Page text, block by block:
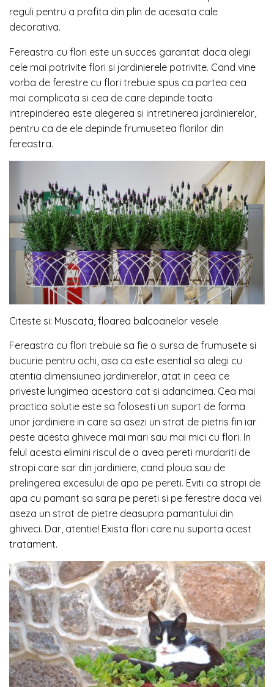
reguli pentru a profita din plin de acesata cale
decorativa.
Fereastra cu flori este un succes garantat daca alegi
cele mai potrivite flori si jardinierele potrivite. Cand vine
vorba de ferestre cu flori trebuie spus ca partea cea
mai complicata si cea de care depinde toata
intrepinderea este alegerea si intretinerea jardinierelor,
pentru ca de ele depinde frumusetea florilor din
fereastra.
Citeste si: Muscata, floarea balcoanelor vesele
Fereastra cu flori trebuie sa fie o sursa de frumusete si
bucurie pentru ochi, asa ca este esential sa alegi cu
atentia dimensiunea jardinierelor, atat in ceea ce
priveste lungimea acestora cat si adancimea. Cea mai
practica solutie este sa folosesti un suport de forma
unor jardiniere in care sa asezi un strat de pietris fin iar
peste acesta ghivece mai mari sau mai mici cu flori. In
felul acesta elimini riscul de a avea pereti murdariti de
stropi care sar din jardiniere, cand ploua sau de
prelingerea excesului de apa pe pereti. Eviti ca stropi de
apa cu pamant sa sara pe pereti si pe ferestre daca vei
aseza un strat de pietre deasupra pamantului din
ghiveci. Dar, atentie! Exista flori care nu suporta acest
tratament.